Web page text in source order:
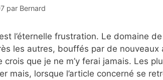
par Bernard
l’éternelle frustration. Le domaine
les autres, bouffés par de
crois que je ne m’y ferai jamais. Les
mais, lorsque l’article concerné se